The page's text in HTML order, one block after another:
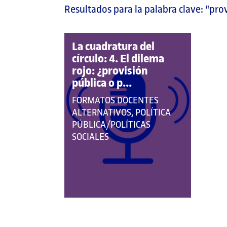
página
Resultados para la palabra clave:
La cuadratura del
círculo: 4. El dilema
rojo: ¿provisión
pública o p...
QUE
PERTENECE
A
LAS
FORMATOS DOCENTES
ALTERNATIVOS, POLÍTICA
PÚBLICA/POLÍTICAS
SOCIALES